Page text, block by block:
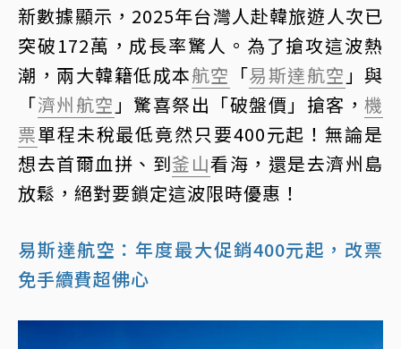
新數據顯示，2025年台灣人赴韓旅遊人次已
突破172萬，成長率驚人。為了搶攻這波熱
潮，兩大韓籍低成本航空 「易斯達航空 」與
「濟州航空 」驚喜祭出「破盤價」搶客， 機
票單程未稅最低竟然只要400元起！無論是
想去首爾血拼、到釜山看海，還是去濟州島
放鬆，絕對要鎖定這波限時優惠！
易斯達航空：年度最大促銷400元起，改票
免手續費超佛心